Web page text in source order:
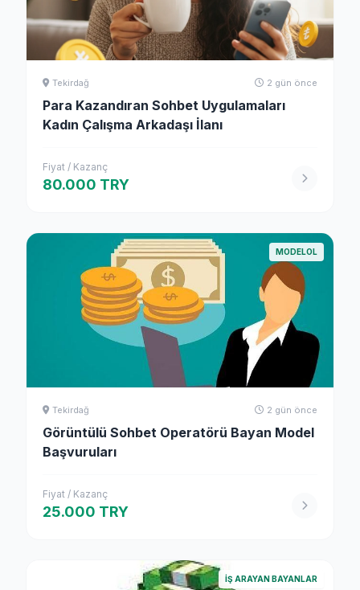
Tekirdağ 2 gün önce
Para Kazandıran Sohbet Uygulamaları
Kadın Çalışma Arkadaşı İlanı
Fiyat / Kazanç
80.000 TRY
MODELOL
Tekirdağ 2 gün önce
Görüntülü Sohbet Operatörü Bayan Model
Başvuruları
Fiyat / Kazanç
25.000 TRY
İŞ ARAYAN BAYANLAR